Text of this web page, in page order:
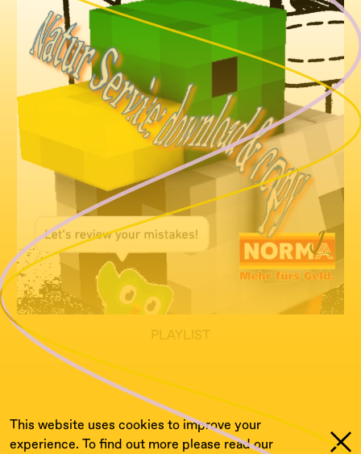
This website uses cookies to improve your
experience. To find out more please read our
PLAYLIST